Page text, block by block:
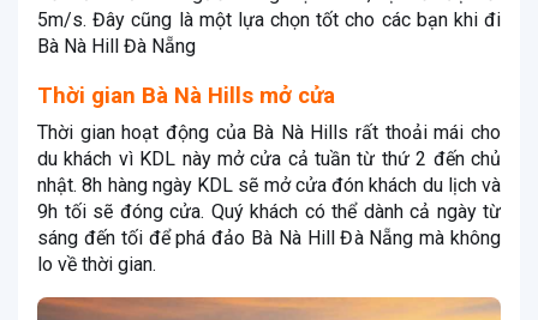
5m/s. Đây cũng là một lựa chọn tốt cho các bạn khi đi
Bà Nà Hill Đà Nẵng
Thời gian Bà Nà Hills mở cửa
Thời gian hoạt động của Bà Nà Hills rất thoải mái cho
du khách vì KDL này mở cửa cả tuần từ thứ 2 đến chủ
nhật. 8h hàng ngày KDL sẽ mở cửa đón khách du lịch và
9h tối sẽ đóng cửa. Quý khách có thể dành cả ngày từ
sáng đến tối để phá đảo Bà Nà Hill Đà Nẵng mà không
lo về thời gian.